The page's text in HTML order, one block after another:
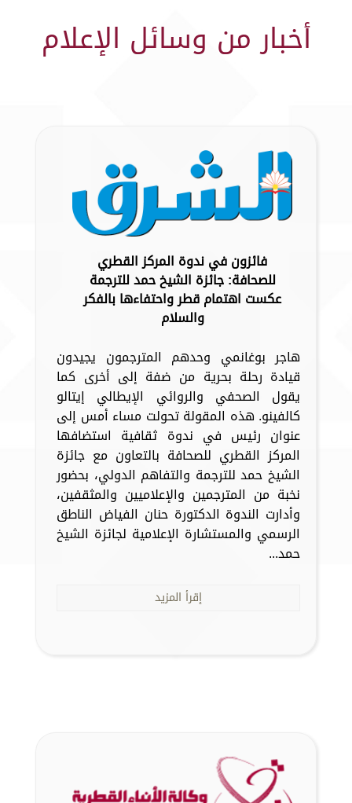
أخبار من وسائل الإعلام
فائزون في ندوة المركز القطري
للصحافة: جائزة الشيخ حمد للترجمة
عكست اهتمام قطر واحتفاءها بالفكر
والسلام
هاجر بوغانمي وحدهم المترجمون يجيدون
قيادة رحلة بحرية من ضفة إلى أخرى كما
يقول الصحفي والروائي الإيطالي إيتالو
كالفينو. هذه المقولة تحولت مساء أمس إلى
عنوان رئيس في ندوة ثقافية استضافها
المركز القطري للصحافة بالتعاون مع جائزة
الشيخ حمد للترجمة والتفاهم الدولي، بحضور
نخبة من المترجمين والإعلاميين والمثقفين،
وأدارت الندوة الدكتورة حنان الفياض الناطق
الرسمي والمستشارة الإعلامية لجائزة الشيخ
حمد...
إقرأ المزيد